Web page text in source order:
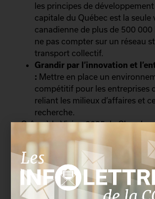
les principes de
capitale du Québec est la seule
canadienne de plus de 500 000
ne pas compter sur un réseau
transport collectif.
Grandir par l’innovation et
: Mettre en place un
compétitif pour les entreprises
reliant les milieux d’affaires et
recherche.
« Grâce à la Vision 2035, la Chambre
commerce et d’industrie de Québec
outil exceptionnel afin d’œuvrer
gens d’affaires d’ici. Cet outil nous
poursuivre notre vision qui est
sensibiliser et de mobiliser afin de
développement et à la prospérité